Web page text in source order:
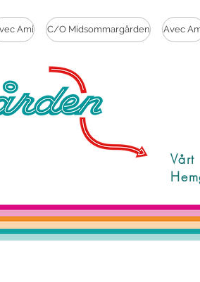
Ami C/O Midsommargården Avec
Vårt